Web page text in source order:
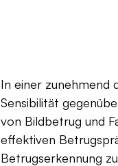
In einer zunehmend
Sensibilität
von Bildbetrug und
effektiven
Betrugserkennung